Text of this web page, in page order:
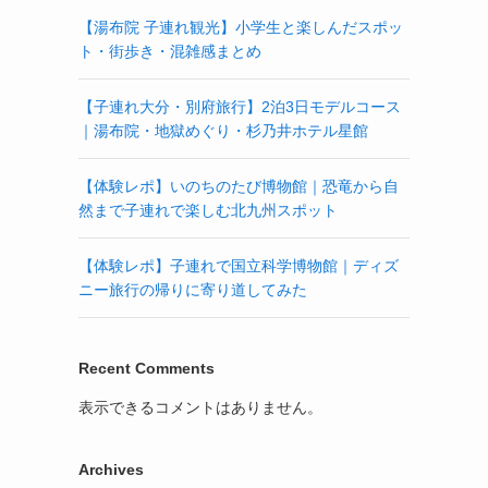
【湯布院 子連れ観光】小学生と楽しんだスポッ
ト・街歩き・混雑感まとめ
【子連れ大分・別府旅行】2泊3日モデルコース
｜湯布院・地獄めぐり・杉乃井ホテル星館
【体験レポ】いのちのたび博物館｜恐竜から自
然まで子連れで楽しむ北九州スポット
【体験レポ】子連れで国立科学博物館｜ディズ
ニー旅行の帰りに寄り道してみた
Recent Comments
表示できるコメントはありません。
Archives